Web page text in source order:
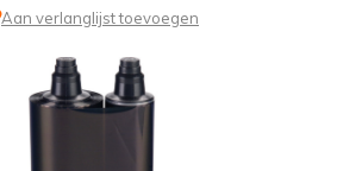
Aan verlanglijst toevoegen